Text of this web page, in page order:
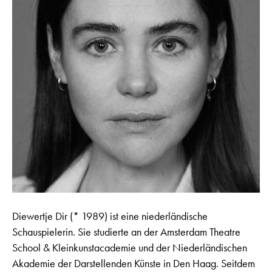
Diewertje Dir (* 1989) ist eine niederländische
Schauspielerin. Sie studierte an der Amsterdam Theatre
School & Kleinkunstacademie und der Niederländischen
Akademie der Darstellenden Künste in Den Haag. Seitdem